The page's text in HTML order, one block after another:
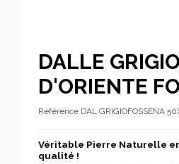
DALLE GRIGIO
D'ORIENTE
Référence DAL GRIGIOFOSSENA
Véritable Pierre Naturelle
qualité !